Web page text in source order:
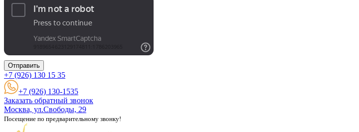
Отправить
+7 (926) 130 15 35
+7 (926) 130-1535
Заказать обратный звонок
Москва, ул.Свободы, 29
Посещение по предварительному звонку!